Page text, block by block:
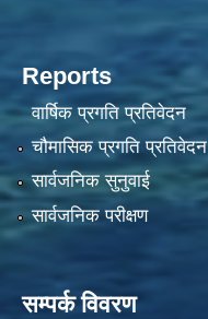
Reports
वार्षिक प्रगति प्रतिवेदन
चौमासिक प्रगति प्रतिवेदन
सार्वजनिक सुनुवाई
सार्वजनिक परीक्षण
सम्पर्क विवरण